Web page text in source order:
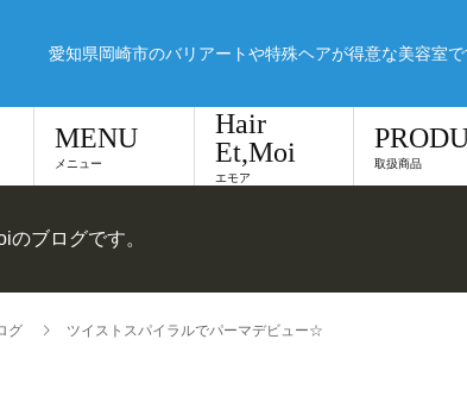
愛知県岡崎市のバリアートや特殊ヘアが得意な美容室で
MENU
メニュー
Hair
Et,Moi
エモア
取扱商品
のブログです。
グ ツイストスパイラルでパーマデビュー☆